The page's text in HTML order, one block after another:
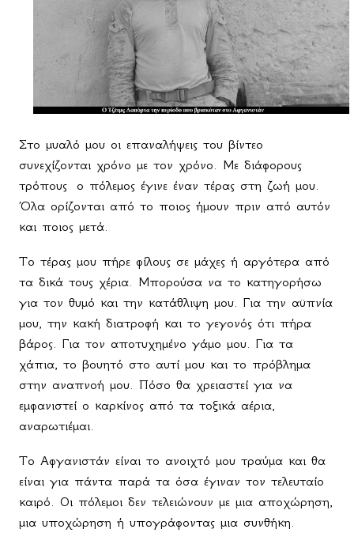
Στο μυαλό μου οι επαναλήψεις του βίντεο
συνεχίζονται χρόνο με τον χρόνο. Με διάφορους
τρόπους ο πόλεμος έγινε έναν τέρας στη ζωή μου.
Όλα ορίζονται από το ποιος ήμουν πριν από αυτόν
και ποιος μετά.
Το τέρας μου πήρε φίλους σε μάχες ή αργότερα από
τα δικά τους χέρια. Μπορούσα να το κατηγορήσω
για τον θυμό και την κατάθλιψη μου. Για την αϋπνία
μου, την κακή διατροφή και το γεγονός ότι πήρα
βάρος. Για τον αποτυχημένο γάμο μου. Για τα
χάπια, το βουητό στο αυτί μου και το πρόβλημα
στην αναπνοή μου. Πόσο θα χρειαστεί για να
εμφανιστεί ο καρκίνος από τα τοξικά αέρια,
αναρωτιέμαι.
Το Αφγανιστάν είναι το ανοιχτό μου τραύμα και θα
είναι για πάντα παρά τα όσα έγιναν τον τελευταίο
καιρό. Οι πόλεμοι δεν τελειώνουν με μια αποχώρηση,
μια υποχώρηση ή υπογράφοντας μια συνθήκη.